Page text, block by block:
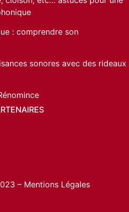
: comprendre son
sonores avec des rideaux
– Mentions Légales